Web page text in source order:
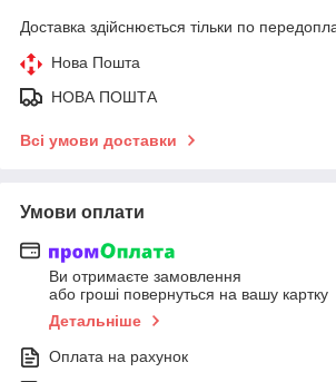
Доставка здійснюється тільки по
Нова Пошта
НОВА ПОШТА
Всі умови доставки
Умови оплати
Ви отримаєте замовлення
або гроші повернуться на вашу картку
Детальніше
Оплата на рахунок